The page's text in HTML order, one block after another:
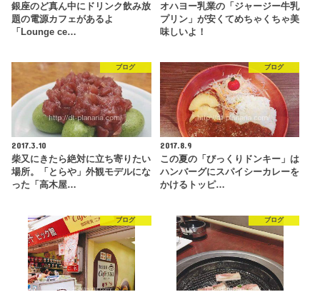
銀座のど真ん中にドリンク飲み放
題の電源カフェがあるよ
「Lounge ce…
オハヨー乳業の「ジャージー牛乳
プリン」が安くてめちゃくちゃ美
味しいよ！
ブログ
2017.3.10
柴又にきたら絶対に立ち寄りたい
場所。「とらや」外観モデルにな
った「高木屋…
ブログ
2017.8.9
この夏の「びっくりドンキー」は
ハンバーグにスパイシーカレーを
かけるトッピ…
ブログ ブログ